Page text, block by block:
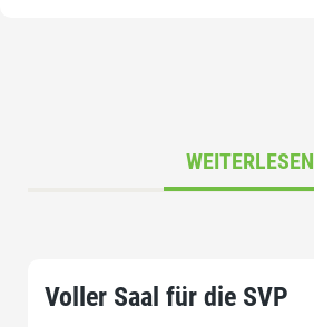
WEITERLESEN
Voller Saal für die SVP